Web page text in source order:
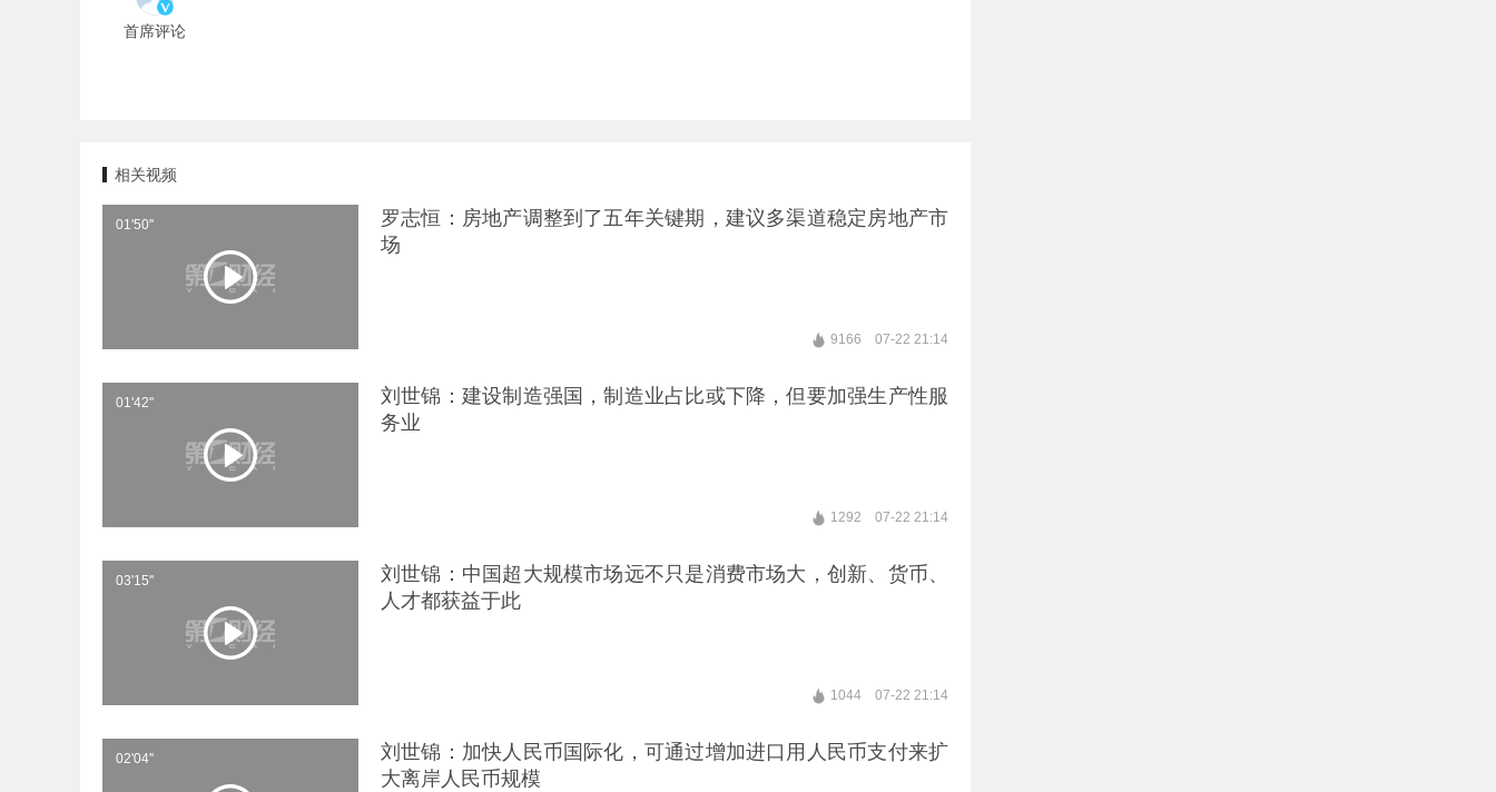
首席评论
相关视频
01'50''
罗志恒：房地产调整到了五年关键期，建议多渠道稳定房地产市
场
9166 07-22 21:14
01'42''
刘世锦：建设制造强国，制造业占比或下降，但要加强生产性服
务业
1292 07-22 21:14
03'15''
刘世锦：中国超大规模市场远不只是消费市场大，创新、货币、
人才都获益于此
1044 07-22 21:14
02'04''
刘世锦：加快人民币国际化，可通过增加进口用人民币支付来扩
大离岸人民币规模